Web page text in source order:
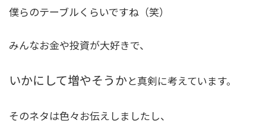
僕らのテーブルくらいですね（笑）
みんなお金や投資が大好きで、
いかにして増やそうかと真剣に考えています。
そのネタは色々お伝えしましたし、